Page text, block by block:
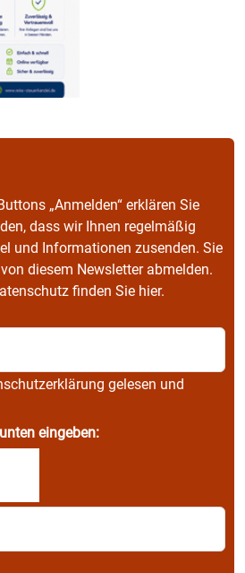
„Anmelden“ erklären Sie
dass wir Ihnen regelmäßig
und Informationen zusenden. Sie
diesem Newsletter abmelden.
finden Sie hier.
gelesen und
eingeben: